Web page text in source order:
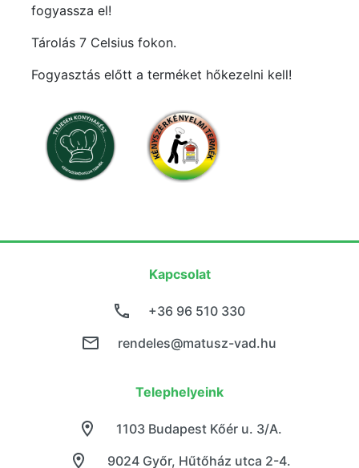
fogyassza el!
Tárolás 7 Celsius fokon.
Fogyasztás előtt a terméket hőkezelni kell!
Kapcsolat
+36 96 510 330
rendeles@matusz-vad.hu
Telephelyeink
9024 Győr, Hűtőház utca 2-4.
1103 Budapest Kőér u. 3/A.